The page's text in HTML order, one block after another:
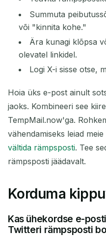
Summuta
või "kinnita kohe."
Ära kunagi klõpsa
olevatel linkidel.
Logi X-i sisse otse,
Hoia üks e-post ainult
jaoks. Kombineeri see
TempMail.now'ga.
vähendamiseks leiad
vältida rämpsposti. Tee
rämpsposti jäädavalt.
Korduma
Kas ühekordse e-
Twitteri rämpsposti